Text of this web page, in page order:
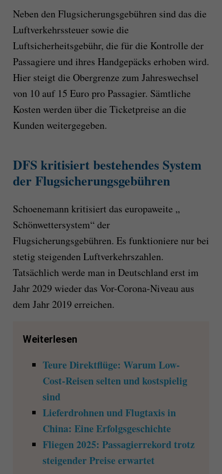
Neben den Flugsicherungsgebühren sind das die
Luftverkehrssteuer sowie die
Luftsicherheitsgebühr, die für die Kontrolle der
Passagiere und ihres Handgepäcks erhoben wird.
Hier steigt die Obergrenze zum Jahreswechsel
von 10 auf 15 Euro pro Passagier. Sämtliche
Kosten werden über die Ticketpreise an die
Kunden weitergegeben.
DFS kritisiert bestehendes System
der Flugsicherungsgebühren
Schoenemann kritisiert das europaweite „
Schönwettersystem“ der
Flugsicherungsgebühren. Es funktioniere nur bei
stetig steigenden Luftverkehrszahlen.
Tatsächlich werde man in Deutschland erst im
Jahr 2029 wieder das Vor-Corona-Niveau aus
dem Jahr 2019 erreichen.
Weiterlesen
Teure Direktflüge: Warum Low-
Cost-Reisen selten und kostspielig
sind
Lieferdrohnen und Flugtaxis in
China: Eine Erfolgsgeschichte
Fliegen 2025: Passagierrekord trotz
steigender Preise erwartet